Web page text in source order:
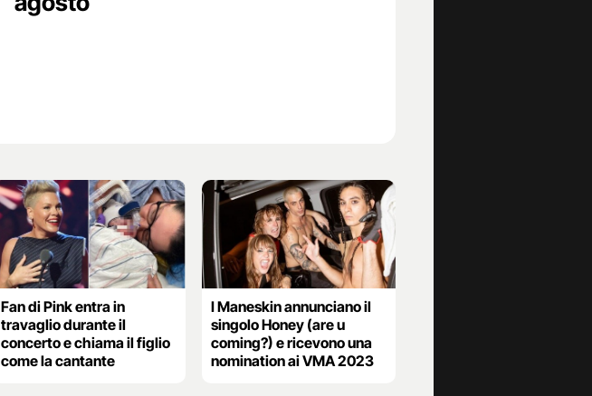
Fan di Pink entra in
travaglio durante il
concerto e chiama il figlio
come la cantante
I Maneskin annunciano il
singolo Honey (are u
coming?) e ricevono una
nomination ai VMA 2023